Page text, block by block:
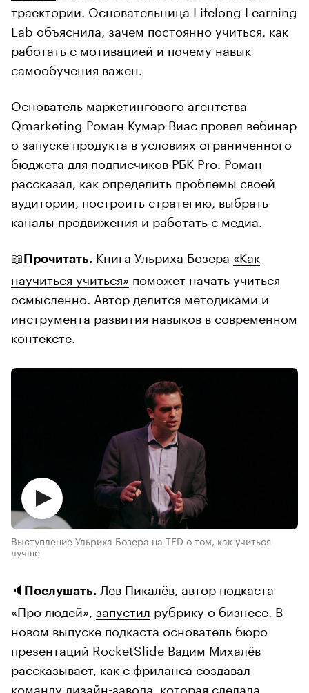
траектории. Основательница Life­long Learn­ing
Lab объяснила, зачем постоянно учиться, как
работать с мотивацией и почему навык
самообучения важен.
Основатель маркетингового агентства
Qmarketing Роман Кумар Виас провел вебинар
о запуске продукта в условиях ограниченного
бюджета для подписчиков РБК Pro. Роман
рассказал, как определить проблемы своей
аудитории, построить стратегию, выбрать
каналы продвижения и работать с медиа.
📖 Прочитать. Книга Ульриха Бозера «Как
научиться учиться» поможет начать учиться
осмысленно. Автор делится методиками и
инструмента развития навыков в современном
контексте.
Выступление Ульриха Бозера на TED о том, как учиться
лучше
🔈 Послушать. Лев Пикалёв, автор подкаста
«Про людей», запустил рубрику о бизнесе. В
новом выпуске подкаста основатель бюро
презентаций RocketSlide Вадим Михалёв
рассказывает, как с фриланса создавал
команду дизайн-завода, которая сделала